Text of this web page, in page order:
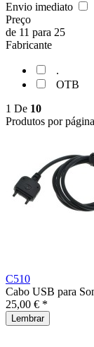
Envio imediato
Preço
de 11 para 25
Fabricante
.
OTB
1 De 10
Produtos por página
C510
Cabo USB para
25,00 € *
Lembrar